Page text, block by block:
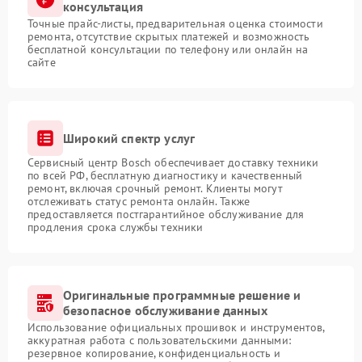
консультация
Точные прайс-листы, предварительная оценка стоимости
ремонта, отсутствие скрытых платежей и возможность
бесплатной консультации по телефону или онлайн на
сайте
Широкий спектр услуг
Сервисный центр Bosch обеспечивает доставку техники
по всей РФ, бесплатную диагностику и качественный
ремонт, включая срочный ремонт. Клиенты могут
отслеживать статус ремонта онлайн. Также
предоставляется постгарантийное обслуживание для
продления срока службы техники
Оригинальные программные решение и
безопасное обслуживание данных
Использование официальных прошивок и инструментов,
аккуратная работа с пользовательскими данными:
резервное копирование, конфиденциальность и